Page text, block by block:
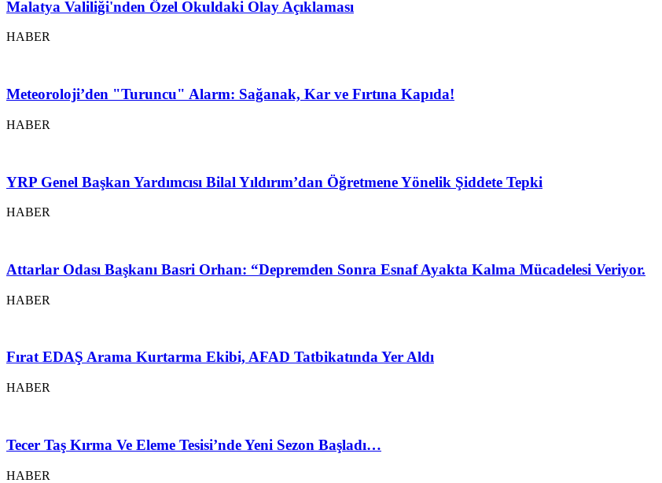
Malatya Valiliği'nden Özel Okuldaki Olay Açıklaması
HABER
Meteoroloji’den "Turuncu" Alarm: Sağanak, Kar ve Fırtına Kapıda!
HABER
YRP Genel Başkan Yardımcısı Bilal Yıldırım’dan Öğretmene Yönelik Şiddete Tepki
HABER
Attarlar Odası Başkanı Basri Orhan: “Depremden Sonra Esnaf Ayakta Kalma Mücadelesi Veriyor.
HABER
Fırat EDAŞ Arama Kurtarma Ekibi, AFAD Tatbikatında Yer Aldı
HABER
Tecer Taş Kırma Ve Eleme Tesisi’nde Yeni Sezon Başladı…
HABER